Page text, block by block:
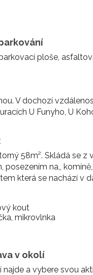
ploše,
V dochozí
U Funyho, U
58m². Skládá se
posezením na,,
která se nachází v
kout
mikrovlnka
v okolí
a vybere svou